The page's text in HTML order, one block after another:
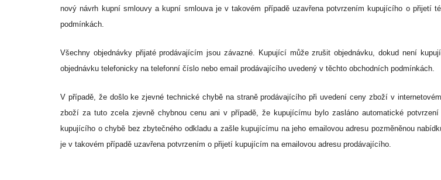
nový návrh kupní smlouvy a kupní smlouva je v takovém případě uzavřena potvrzením kupujícího o přijetí
podmínkách.
Všechny objednávky přijaté prodávajícím jsou závazné. Kupující může zrušit objednávku, dokud není
objednávku telefonicky na telefonní číslo nebo email prodávajícího uvedený v těchto obchodních podmínkách.
V případě, že došlo ke zjevné technické chybě na straně prodávajícího při uvedení ceny zboží v
zboží za tuto zcela zjevně chybnou cenu ani v případě, že kupujícímu bylo zasláno automatické
kupujícího o chybě bez zbytečného odkladu a zašle kupujícímu na jeho emailovou adresu pozměněnou
je v takovém případě uzavřena potvrzením o přijetí kupujícím na emailovou adresu prodávajícího.